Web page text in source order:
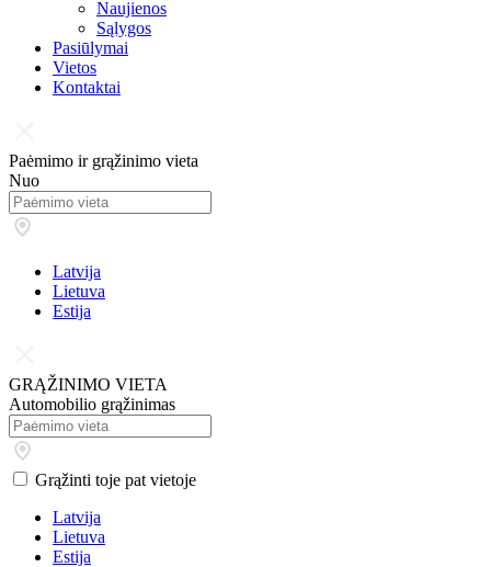
Naujienos
Sąlygos
Pasiūlymai
Vietos
Kontaktai
Paėmimo ir grąžinimo vieta
Nuo
Latvija
Lietuva
Estija
GRĄŽINIMO VIETA
Automobilio grąžinimas
Grąžinti toje pat vietoje
Latvija
Lietuva
Estija